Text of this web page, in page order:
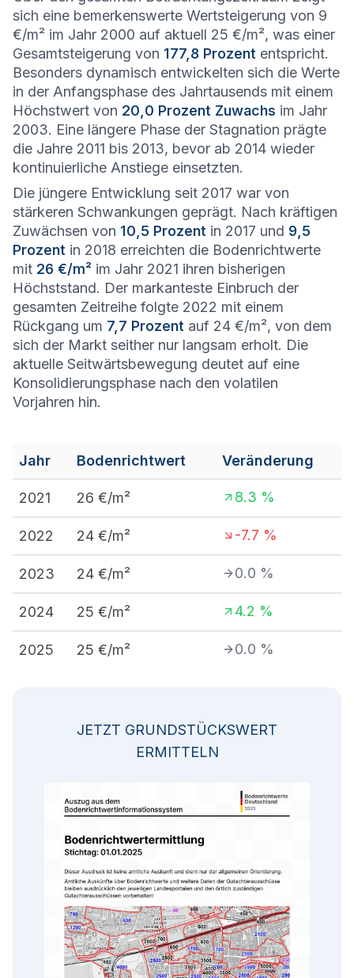
sich eine bemerkenswerte Wertsteigerung von 9
€/m² im Jahr 2000 auf aktuell 25 €/m², was einer
Gesamtsteigerung von 177,8 Prozent entspricht.
Besonders dynamisch entwickelten sich die Werte
in der Anfangsphase des Jahrtausends mit einem
Höchstwert von 20,0 Prozent Zuwachs im Jahr
2003. Eine längere Phase der Stagnation prägte
die Jahre 2011 bis 2013, bevor ab 2014 wieder
kontinuierliche Anstiege einsetzten.
Die jüngere Entwicklung seit 2017 war von
stärkeren Schwankungen geprägt. Nach kräftigen
Zuwächsen von 10,5 Prozent in 2017 und 9,5
Prozent in 2018 erreichten die Bodenrichtwerte
mit 26 €/m² im Jahr 2021 ihren bisherigen
Höchststand. Der markanteste Einbruch der
gesamten Zeitreihe folgte 2022 mit einem
Rückgang um 7,7 Prozent auf 24 €/m², von dem
sich der Markt seither nur langsam erholt. Die
aktuelle Seitwärtsbewegung deutet auf eine
Konsolidierungsphase nach den volatilen
Vorjahren hin.
Jahr Bodenrichtwert Veränderung
2021 26 €/m² 8.3 %
2022 24 €/m² -7.7 %
2023 24 €/m² 0.0 %
2024 25 €/m² 4.2 %
2025 25 €/m² 0.0 %
JETZT GRUNDSTÜCKSWERT
ERMITTELN